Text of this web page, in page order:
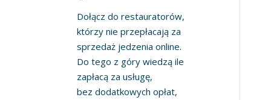
Dołącz do restauratorów,
którzy nie przepłacają za
sprzedaż jedzenia online.
Do tego z góry wiedzą ile
zapłacą za usługę,
bez dodatkowych opłat,